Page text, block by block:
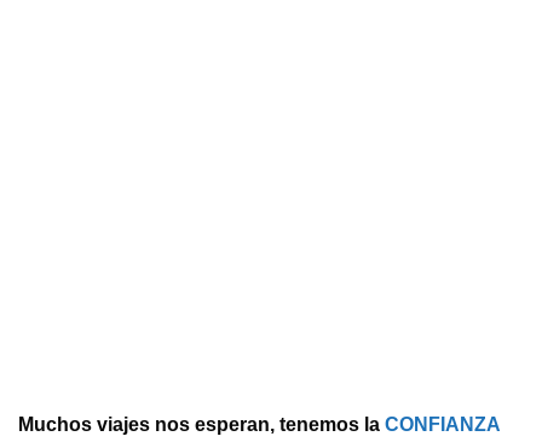
Muchos viajes nos esperan, tenemos la CONFIANZA